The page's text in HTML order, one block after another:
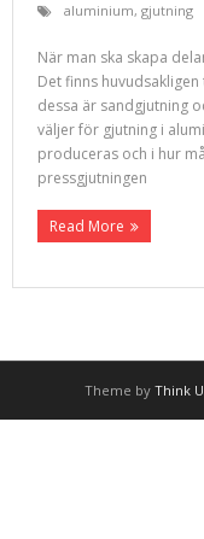
aluminium, gjutning
När man ska skapa
Det finns
dessa är sandgjutning
väljer för gjutning i
produceras och i hur
pressgjutningen
Read More
Theme by Think